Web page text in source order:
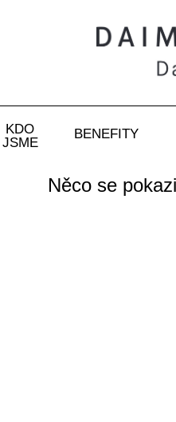
KDO
JSME
BENEFITY
Něco se